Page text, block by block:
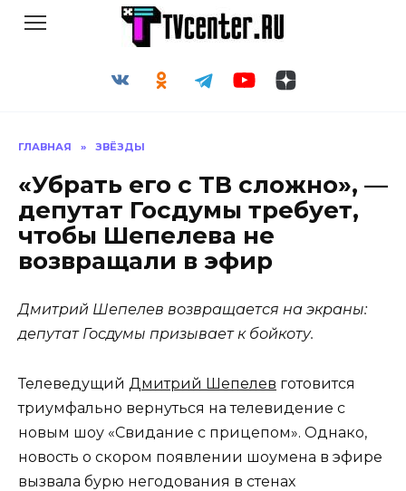
ГЛАВНАЯ » ЗВЁЗДЫ
«Убрать его с ТВ сложно», —
депутат Госдумы требует,
чтобы Шепелева не
возвращали в эфир
Дмитрий Шепелев возвращается на экраны:
депутат Госдумы призывает к бойкоту.
Телеведущий Дмитрий Шепелев готовится
триумфально вернуться на телевидение с
новым шоу «Свидание с прицепом». Однако,
новость о скором появлении шоумена в эфире
вызвала бурю негодования в стенах